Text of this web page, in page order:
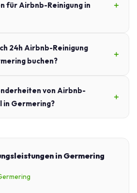
für Airbnb-Reinigung in
24h Airbnb-Reinigung
buchen?
von Airbnb-
in Germering?
in Germering